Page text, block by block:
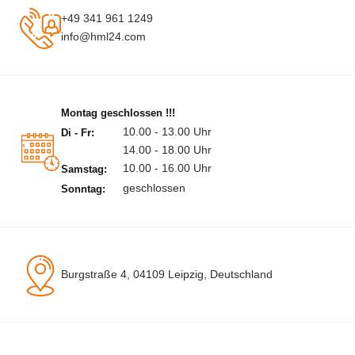
+49 341 961 1249
info@hml24.com
Montag geschlossen !!!
Di - Fr:
10.00 - 13.00 Uhr
14.00 - 18.00 Uhr
Samstag: 10.00 - 16.00 Uhr
Sonntag: geschlossen
Burgstraße 4, 04109 Leipzig, Deutschland